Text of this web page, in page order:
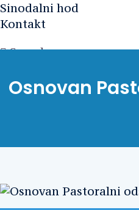
Sinodalni hod
Kontakt
Search
Osnovan